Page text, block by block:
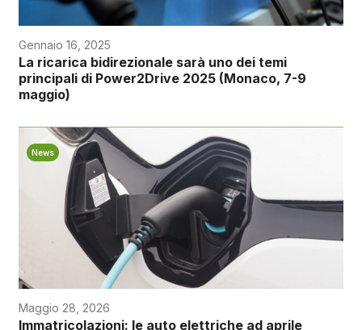
Gennaio 16, 2025
La ricarica bidirezionale sarà uno dei temi
principali di Power2Drive 2025 (Monaco, 7-9
maggio)
News
Maggio 28, 2026
Immatricolazioni: le auto elettriche ad aprile